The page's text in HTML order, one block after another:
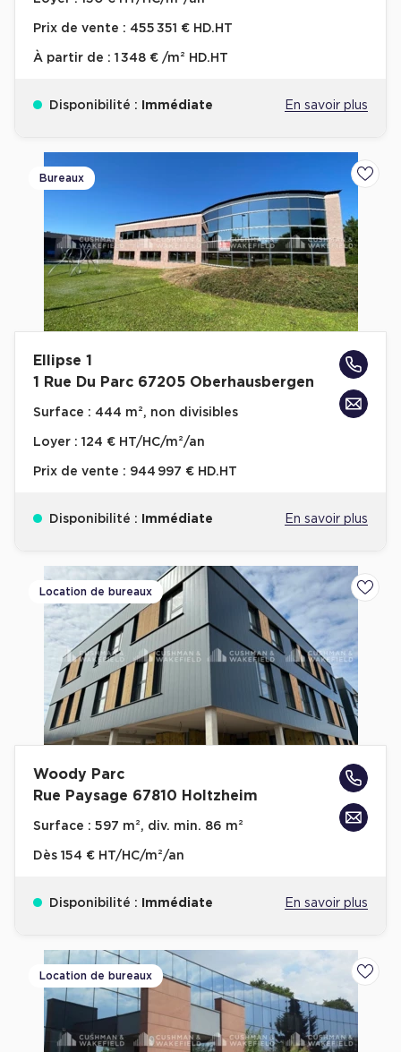
Prix de vente : 455 351 € HD.HT
À partir de : 1 348 € /m² HD.HT
Disponibilité : Immédiate En savoir plus
Bureaux
Ellipse 1
1 Rue Du Parc 67205 Oberhausbergen
Surface : 444 m², non divisibles
Loyer : 124 € HT/HC/m²/an
Prix de vente : 944 997 € HD.HT
Disponibilité : Immédiate En savoir plus
Location de bureaux
Woody Parc
Rue Paysage 67810 Holtzheim
Surface : 597 m², div. min. 86 m²
Dès 154 € HT/HC/m²/an
Disponibilité : Immédiate En savoir plus
Location de bureaux